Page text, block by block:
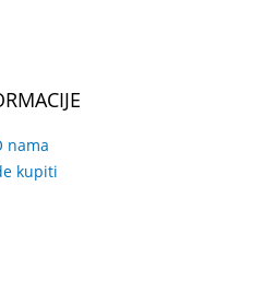
nama
kupiti